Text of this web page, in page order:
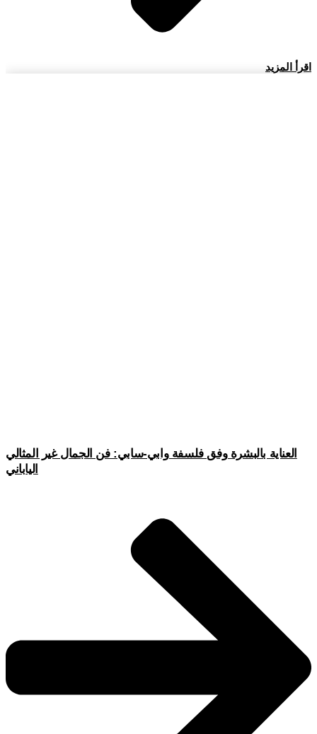
اقرأ المزيد
العناية بالبشرة وفق فلسفة وابي-سابي: فن الجمال غير المثالي
الياباني